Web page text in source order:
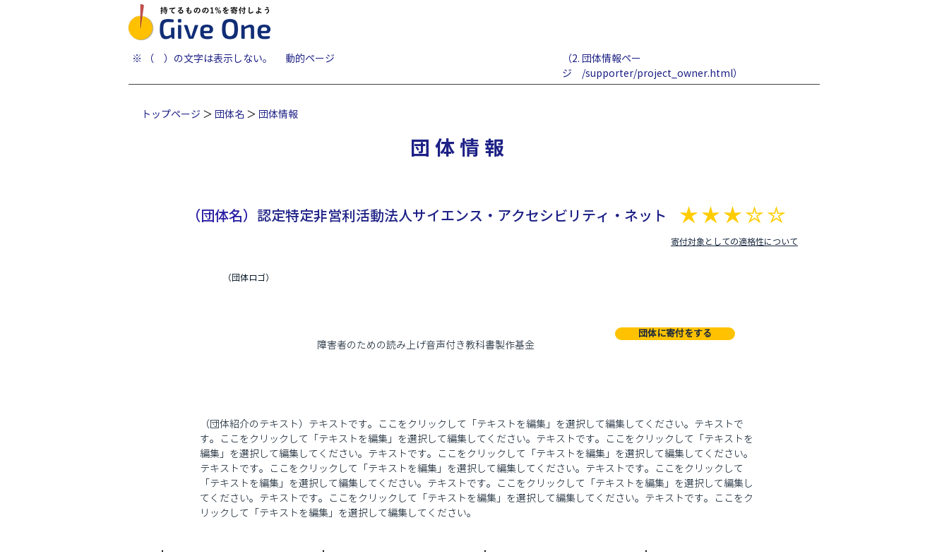
​※ （ ）の文字は表示しない。 動的ページ
（2. 団体情報ペー
ジ /supporter/project_owner.html）
​トップページ ＞ 団体名 ＞ 団体情報
​団体情報
（団体名） 認定特定非営利活動法人サイエンス・アクセシビリティ・ネット 平均評価 3 /5
​寄付対象としての適格性について
（団体ロゴ）
障害者のための読み上げ音声付き教科書製作基金
団体に寄付をする
（団体紹介のテキスト）テキストです。ここをクリックして「テキストを編集」を選択して編集してください。テキストで
す。ここをクリックして「テキストを編集」を選択して編集してください。テキストです。ここをクリックして「テキストを
編集」を選択して編集してください。テキストです。ここをクリックして「テキストを編集」を選択して編集してください。
テキストです。ここをクリックして「テキストを編集」を選択して編集してください。テキストです。ここをクリックして
「テキストを編集」を選択して編集してください。テキストです。ここをクリックして「テキストを編集」を選択して編集し
てください。テキストです。ここをクリックして「テキストを編集」を選択して編集してください。テキストです。ここをク
リックして「テキストを編集」を選択して編集してください。